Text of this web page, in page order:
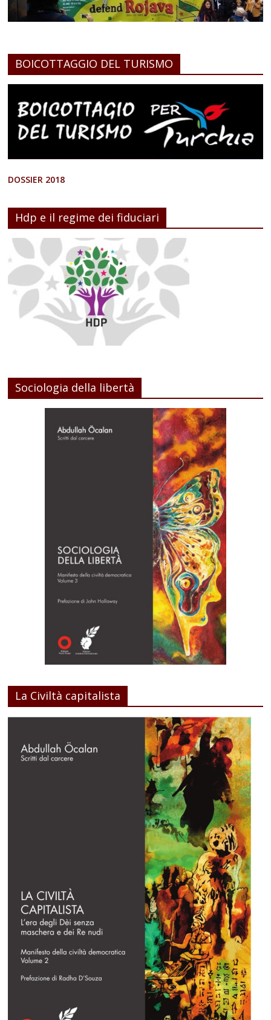
BOICOTTAGGIO DEL TURISMO
DOSSIER 2018
Hdp e il regime dei fiduciari
Sociologia della libertà
La Civiltà capitalista